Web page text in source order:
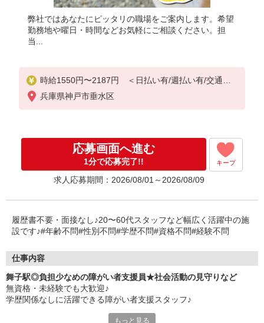
弊社ではあなたにピッタリの職場をご案内します。希望
勤務地や曜日・時間などお気軽にご相談ください。担
当...
時給1550円〜2187円 ＜日払い有/週払い有/交通費
全支給(ガソリン代含む)＞
兵庫県神戸市垂水区
応募画面へ進む
1分で応募完了!! キープ
求人応募期間：2026/08/01～2026/08/09
履歴書不要・面接なし♪20〜60代スタッフなど幅広く活躍中の施
設です♪#年齢不問#性別不問#学歴不問#資格不問#経験不問
仕事内容
舞子駅◎負担少なめの障がい者支援員★社会活動の見守りなど
無資格・未経験でも大歓迎♪
学歴関係なしに活躍できる障がい者支援スタッフ♪
もっと見る